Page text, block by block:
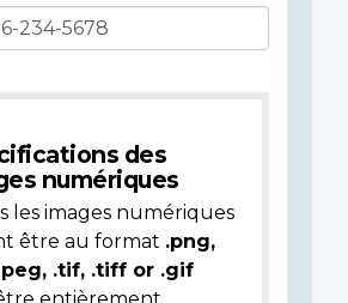
des
numériques
les images numériques
être au format .png,
.tif, .tiff or .gif